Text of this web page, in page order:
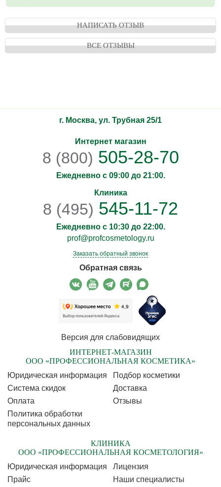
НАПИСАТЬ ОТЗЫВ
ВСЕ ОТЗЫВЫ
г. Москва, ул. Трубная 25/1
Интернет магазин
8 (800) 505-28-70
Ежедневно с 09:00 до 21:00.
Клиника
8 (495) 545-11-72
Ежедневно с 10:30 до 22:00.
prof@profcosmetology.ru
Заказать обратный звонок
Обратная связь
Версия для слабовидящих
ИНТЕРНЕТ-МАГАЗИН
ООО «ПРОФЕССИОНАЛЬНАЯ КОСМЕТИКА»
Юридическая информация
Подбор косметики
Cистема скидок
Доставка
Оплата
Отзывы
Политика обработки
персональных данных
КЛИНИКА
ООО «ПРОФЕССИОНАЛЬНАЯ КОСМЕТОЛОГИЯ»
Юридическая информация
Лицензия
Прайс
Наши специалисты